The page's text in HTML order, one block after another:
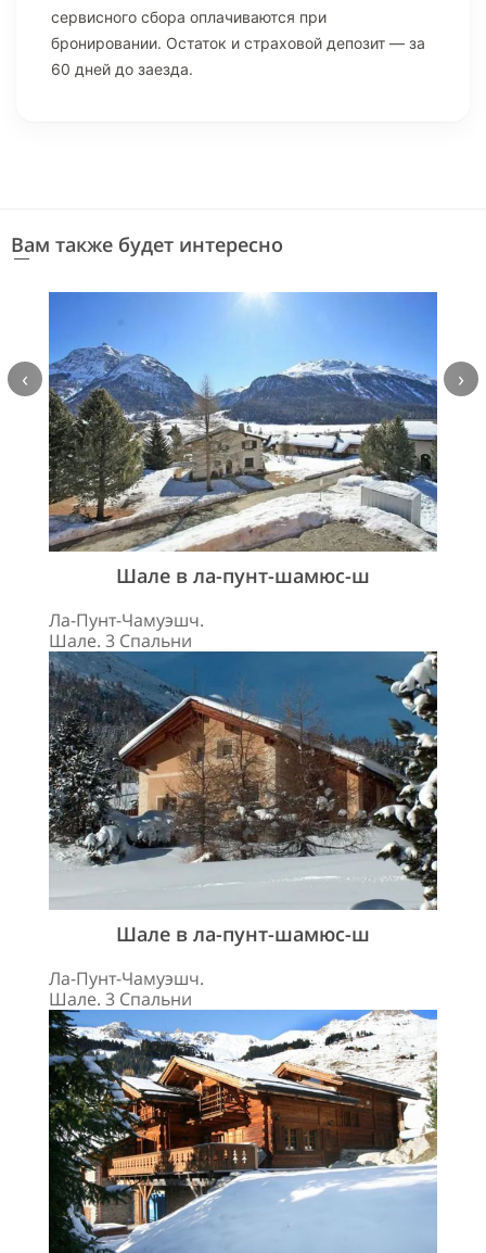
сервисного сбора оплачиваются при
бронировании. Остаток и страховой депозит — за
60 дней до заезда.
Вам также будет интересно
Шале в ла-пунт-шамюс-ш
Ла-Пунт-Чамуэшч.
Шале. 3 Спальни
Шале в ла-пунт-шамюс-ш
Ла-Пунт-Чамуэшч.
Шале. 3 Спальни
‹ ›